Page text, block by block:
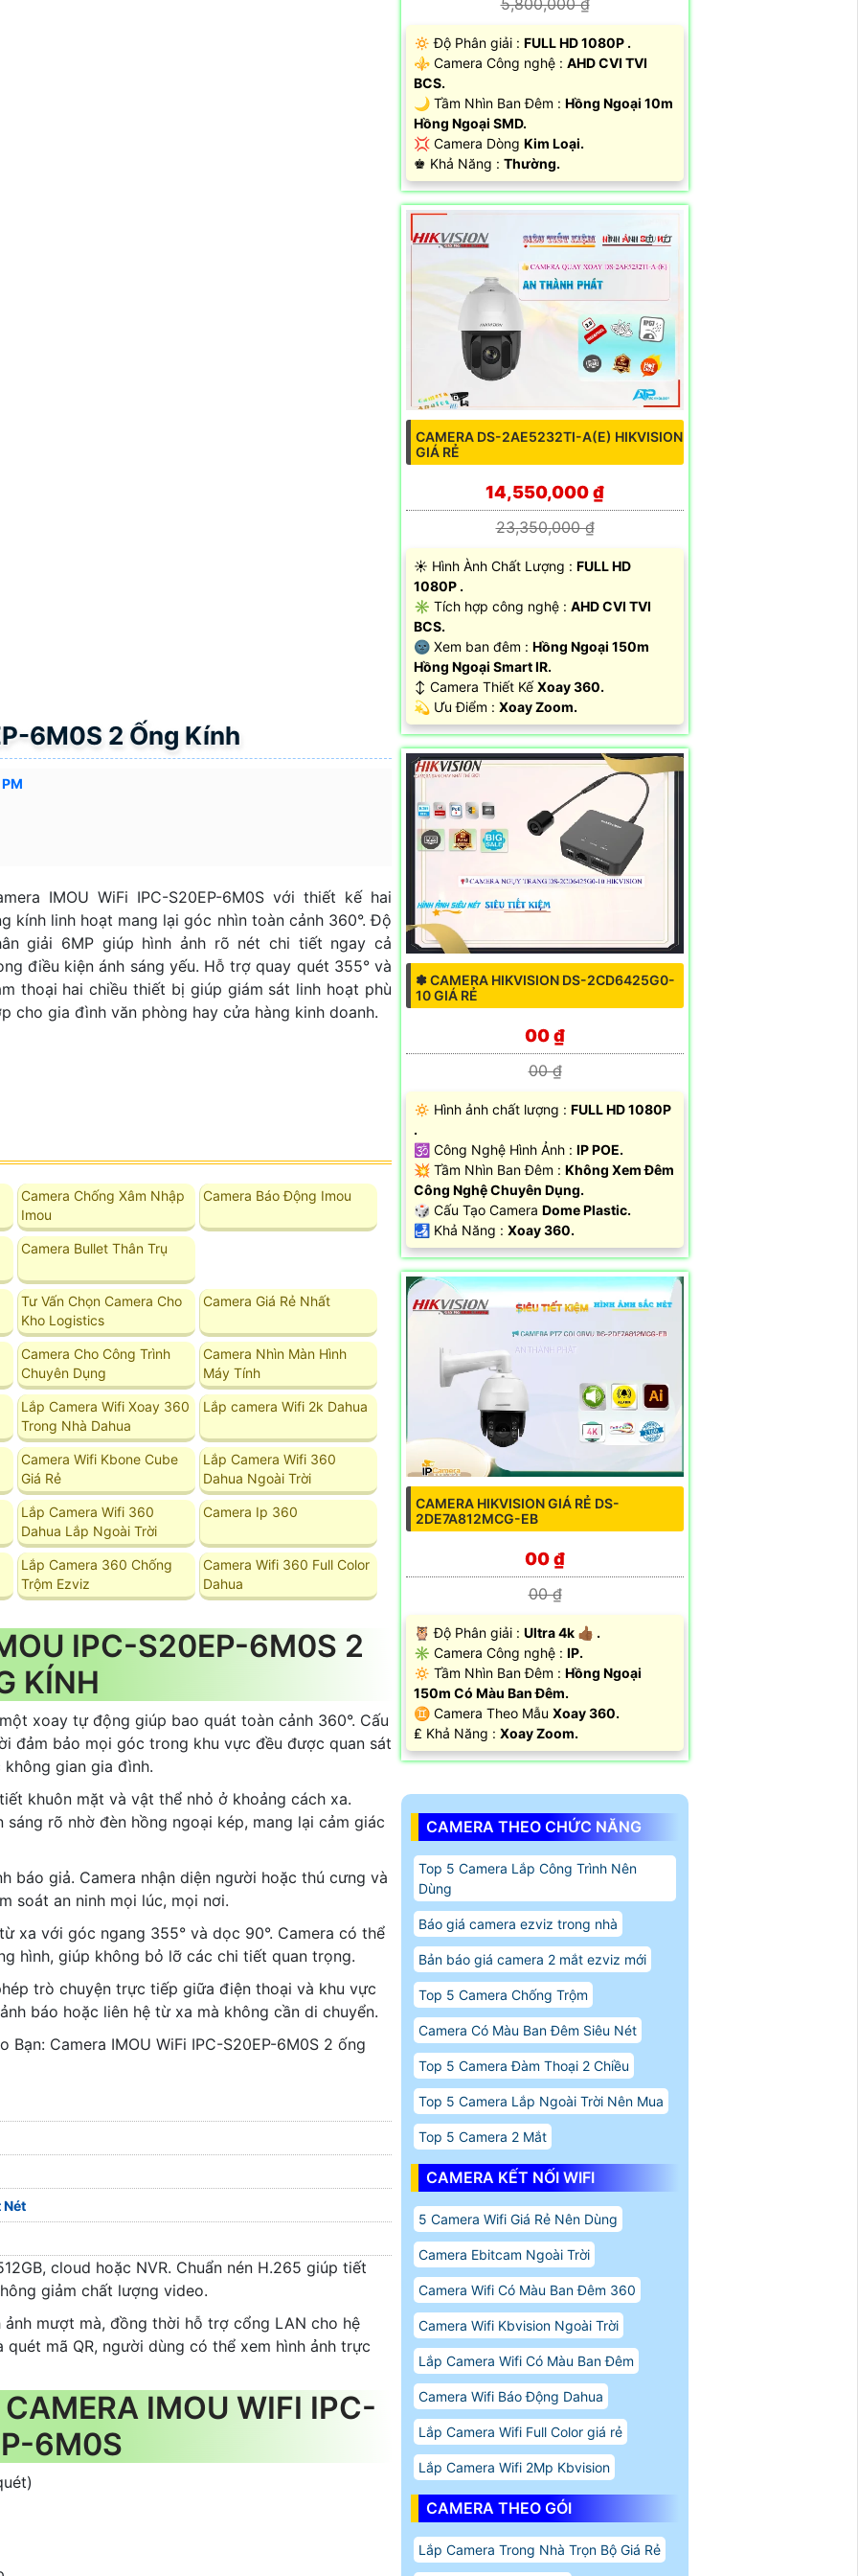
6M0S 2 Ống Kính
IMOU WiFi IPC-S20EP-6M0S với thiết kế hai
kính linh hoạt mang lại góc nhìn toàn cảnh 360°. Độ
giải 6MP giúp hình ảnh rõ nét chi tiết ngay cả
điều kiện ánh sáng yếu. Hỗ trợ quay quét 355° và
thoại hai chiều thiết bị giúp giám sát linh hoạt phù
cho gia đình văn phòng hay cửa hàng kinh doanh.
Camera Chống Xâm Nhập
Imou
Camera Báo Động Imou
Camera Bullet Thân Trụ
Tư Vấn Chọn Camera Cho
Kho Logistics
Camera Giá Rẻ Nhất
Camera Cho Công Trình
Chuyên Dụng
Camera Nhìn Màn Hình
Máy Tính
Lắp Camera Wifi Xoay 360
Trong Nhà Dahua
Lắp camera Wifi 2k Dahua
Camera Wifi Kbone Cube
Giá Rẻ
Lắp Camera Wifi 360
Dahua Ngoài Trời
Lắp Camera Wifi 360
Dahua Lắp Ngoài Trời
Camera Ip 360
Lắp Camera 360 Chống
Trộm Ezviz
Camera Wifi 360 Full Color
Dahua
IPC-S20EP-6M0S 2
KÍNH
xoay tự động giúp bao quát toàn cảnh 360°. Cấu
đảm bảo mọi góc trong khu vực đều được quan sát
gian gia đình.
khuôn mặt và vật thể nhỏ ở khoảng cách xa.
rõ nhờ đèn hồng ngoại kép, mang lại cảm giác
báo giả. Camera nhận diện người hoặc thú cưng và
soát an ninh mọi lúc, mọi nơi.
xa với góc ngang 355° và dọc 90°. Camera có thể
hình, giúp không bỏ lỡ các chi tiết quan trọng.
trò chuyện trực tiếp giữa điện thoại và khu vực
báo hoặc liên hệ từ xa mà không cần di chuyển.
Camera IMOU WiFi IPC-S20EP-6M0S 2 ống
Nét
cloud hoặc NVR. Chuẩn nén H.265 giúp tiết
giảm chất lượng video.
mượt mà, đồng thời hỗ trợ cổng LAN cho hệ
mã QR, người dùng có thể xem hình ảnh trực
IMOU WIFI IPC-
6M0S
5,800,000 ₫
🔅 Độ Phân giải : FULL HD 1080P .
⚜️ Camera Công nghệ : AHD CVI TVI
BCS.
🌙 Tầm Nhìn Ban Đêm : Hồng Ngoại 10m
Hồng Ngoại SMD.
💢 Camera Dòng Kim Loại.
️♚ Khả Năng : Thường.
CAMERA DS-2AE5232TI-A(E) HIKVISION
GIÁ RẺ
14,550,000 ₫
23,350,000 ₫
☀️ Hình Ành Chất Lượng : FULL HD
1080P .
✳️ Tích hợp công nghệ : AHD CVI TVI
BCS.
🌚 Xem ban đêm : Hồng Ngoại 150m
Hồng Ngoại Smart IR.
↕️ Camera Thiết KếXoay 360.
️💫 Ưu Điểm : Xoay Zoom.
✽ CAMERA HIKVISION DS-2CD6425G0-
10 GIÁ RẺ
00 ₫
00 ₫
🔅 Hình ảnh chất lượng : FULL HD 1080P
.
🕉️ Công Nghệ Hình Ảnh : IP POE.
💥 Tầm Nhìn Ban Đêm : Không Xem Đêm
Công Nghệ Chuyên Dụng.
🎲 Cấu Tạo Camera Dome Plastic.
️🛃 Khả Năng : Xoay 360.
CAMERA HIKVISION GIÁ RẺ DS-
2DE7A812MCG-EB
00 ₫
00 ₫
🦉 Độ Phân giải : Ultra 4k 👍🏾 .
✳️ Camera Công nghệ : IP.
🔅 Tầm Nhìn Ban Đêm : Hồng Ngoại
150m Có Màu Ban Đêm.
♊ Camera Theo Mẫu Xoay 360.
️₤ Khả Năng : Xoay Zoom.
CAMERA THEO CHỨC NĂNG
Top 5 Camera Lắp Công Trình Nên
Dùng
Báo giá camera ezviz trong nhà
Bản báo giá camera 2 mắt ezviz mới
Top 5 Camera Chống Trộm
Camera Có Màu Ban Đêm Siêu Nét
Top 5 Camera Đàm Thoại 2 Chiều
Top 5 Camera Lắp Ngoài Trời Nên Mua
Top 5 Camera 2 Mắt
CAMERA KẾT NỐI WIFI
5 Camera Wifi Giá Rẻ Nên Dùng
Camera Ebitcam Ngoài Trời
Camera Wifi Có Màu Ban Đêm 360
Camera Wifi Kbvision Ngoài Trời
Lắp Camera Wifi Có Màu Ban Đêm
Camera Wifi Báo Động Dahua
Lắp Camera Wifi Full Color giá rẻ
Lắp Camera Wifi 2Mp Kbvision
CAMERA THEO GÓI
Lắp Camera Trong Nhà Trọn Bộ Giá Rẻ